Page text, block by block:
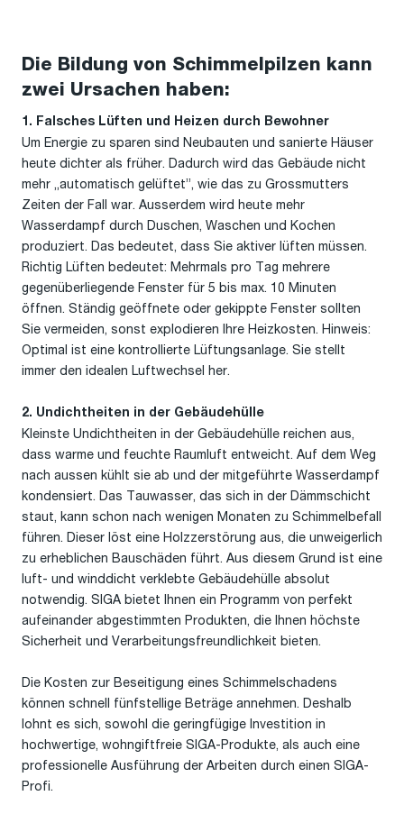
Die Bildung von Schimmelpilzen kann
zwei Ursachen haben:
1. Falsches Lüften und Heizen durch Bewohner
Um Energie zu sparen sind Neubauten und sanierte Häuser
heute dichter als früher. Dadurch wird das Gebäude nicht
mehr „automatisch gelüftet”, wie das zu Grossmutters
Zeiten der Fall war. Ausserdem wird heute mehr
Wasserdampf durch Duschen, Waschen und Kochen
produziert. Das bedeutet, dass Sie aktiver lüften müssen.
Richtig Lüften bedeutet: Mehrmals pro Tag mehrere
gegenüberliegende Fenster für 5 bis max. 10 Minuten
öffnen. Ständig geöffnete oder gekippte Fenster sollten
Sie vermeiden, sonst explodieren Ihre Heizkosten. Hinweis:
Optimal ist eine kontrollierte Lüftungsanlage. Sie stellt
immer den idealen Luftwechsel her.
2. Undichtheiten in der Gebäudehülle
Kleinste Undichtheiten in der Gebäudehülle reichen aus,
dass warme und feuchte Raumluft entweicht. Auf dem Weg
nach aussen kühlt sie ab und der mitgeführte Wasserdampf
kondensiert. Das Tauwasser, das sich in der Dämmschicht
staut, kann schon nach wenigen Monaten zu Schimmelbefall
führen. Dieser löst eine Holzzerstörung aus, die unweigerlich
zu erheblichen Bauschäden führt. Aus diesem Grund ist eine
luft- und winddicht verklebte Gebäudehülle absolut
notwendig. SIGA bietet Ihnen ein Programm von perfekt
aufeinander abgestimmten Produkten, die Ihnen höchste
Sicherheit und Verarbeitungsfreundlichkeit bieten.
Die Kosten zur Beseitigung eines Schimmelschadens
können schnell fünfstellige Beträge annehmen. Deshalb
lohnt es sich, sowohl die geringfügige Investition in
hochwertige, wohngiftfreie SIGA-Produkte, als auch eine
professionelle Ausführung der Arbeiten durch einen SIGA-
Profi.